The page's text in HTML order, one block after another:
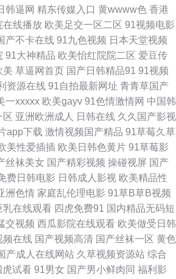
339CC www久色在线视频 久热最新 久91va 黑
极品 成人亚洲欧美网 成人黄色剧场 AV一级五五
人 91高清无码看片 91超碰私人 在线观看啪啪视
韩美乳91 青青草草人妻 内射网站 久久福利视频
频 豆花视频成人社区入口 大香蕉衣人 99青青热
频草草 91撸啊撸视频网站 91导航自拍 影音先锋
看 影视先锋免费看A片 性欧美69导航 天天艹老妇
AV 国产ts网站在线观看 99福利导航 色偷偷色婷
午夜成人三区 桃色五月 探花少妇Av导航在线 色
韩逼网 精东传媒入口 黄wwww色 香港
在线播放 欧美足交一区二区 91视频电影
产不卡在线 91九色视频 日本天堂视频
91大神精品 欧美怡红院院二区 爱豆传
美 草逼网首页 国产日韩精品91 91视频
资源在线 91自拍最新网址 青青草国产
一xxxxx 欧美gayv 91色情激情网 中国韩
区 亚洲欧洲成人 日韩在线 久久国产影视
app下载 激情视频国产精品 91草莓久草
美性爱插插 欧美日韩色黄片 91草莓影
丝袜美女 国产精彩视频 操碰视屏 国产
费日韩电影 日韩成人影视 欧美精品性
洲色情 家庭乱伦理电影 91草B草B视频
乳在线观看 四虎免费91 国内精品无码短
交视频 西瓜影院在线观看 欧美做受日韩
频在线 国产视频高清 国产丝袜一区 黄色
产成人在线网站 久草视频资源站 综合
虎试看 91男女 国产男小鲜肉同 福利影